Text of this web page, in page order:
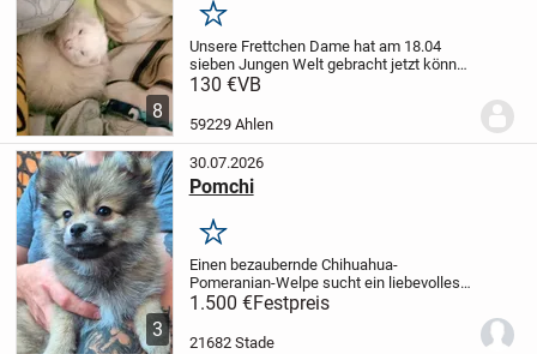
8
Merken
Unsere Frettchen Dame hat am 18.04
sieben Jungen Welt gebracht jetzt können
sie alleine ihr eigenes zu Hause
Jungs. die werden nur zu zweit
130 €VB
59229 Ahlen
3
30.07.2026
Pomchi
Merken
Einen bezaubernde Chihuahua-
Pomeranian-Welpe sucht ein liebevolles
Zuhause ??Unsere süße Welpe
(Chihuahua × Spitzhund/Pomeranian) ist
10 Wochen alt und bereit, in ein neues,
1.500 €Festpreis
21682 Stade